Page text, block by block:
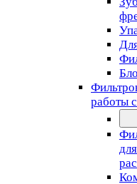
работы